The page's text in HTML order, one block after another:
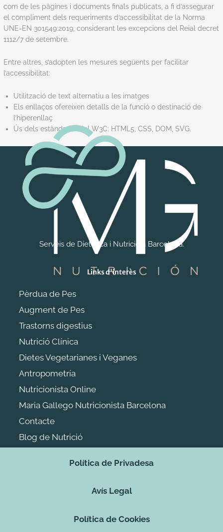
com de les pàgines i documents finals publicats, a fi d’assegurar
el compliment dels requeriments d’accessibilitat de la Norma
UNE-EN 301549:2019, considerant les excepcions del Reial decret
1112/7 de setembre.
Entre altres, s’adopten les mesures següents per facilitar
l’accessibilitat:
Utilització de text alternatiu a les imatges
Els enllaços ofereixen detalls de la funció o destinació de
l’hiperenllaç
Ús dels estàndards del W3C: HTML5, CSS, DOM, SVG.
Serveis de Dietètica i Nutrició a Barcelona.
Links d'interès
Pèrdua de Pes
Augment de Pes
Trastorns digestius
Nutrició Clínica
Dietes Vegetarianes i Veganes
Antropometría
Nutricionista Online
Maria Gallego Nutricionista Barcelona
Contacte
Blog de Nutrició
Política de Privadesa
Avís Legal
Política de Cookies